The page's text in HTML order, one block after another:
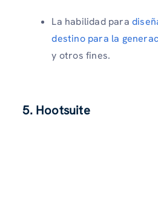
La habilidad para
destino para la
y otros fines.
5. Hootsuite